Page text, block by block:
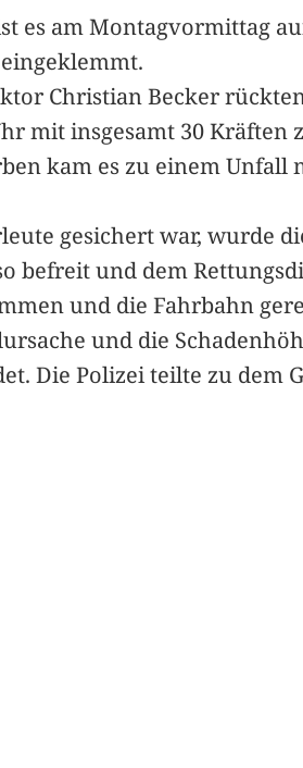
es am Montagvormittag
Christian Becker
mit insgesamt 30
kam es zu einem
gesichert war, wurde
befreit und dem
und die Fahrbahn
und die
Die Polizei teilte zu